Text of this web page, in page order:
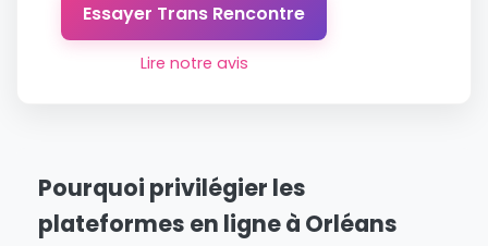
Essayer Trans Rencontre
Lire notre avis
Pourquoi privilégier les
plateformes en ligne à Orléans